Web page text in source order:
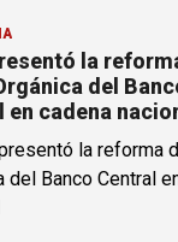
la
del
en cadena